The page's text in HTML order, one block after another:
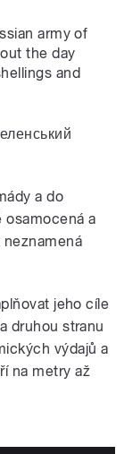
army of
the day
and
a do
osamocená a
jeho cíle
druhou stranu
výdajů a
na metry až